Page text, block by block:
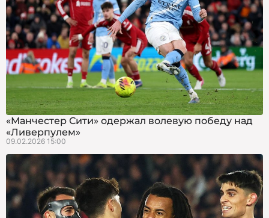
«Манчестер Сити» одержал волевую победу над
«Ливерпулем»
09.02.2026 15:00